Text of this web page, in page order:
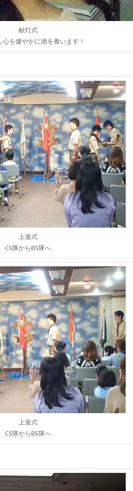
献灯式
心を健やかに徳を養います！
上進式
CS隊からBS隊へ
上進式
CS隊からBS隊へ